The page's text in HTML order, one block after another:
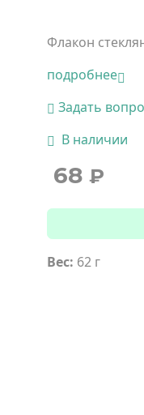
Флакон
подробнее
Задать
В наличии
68 ₽
Вес: 62 г